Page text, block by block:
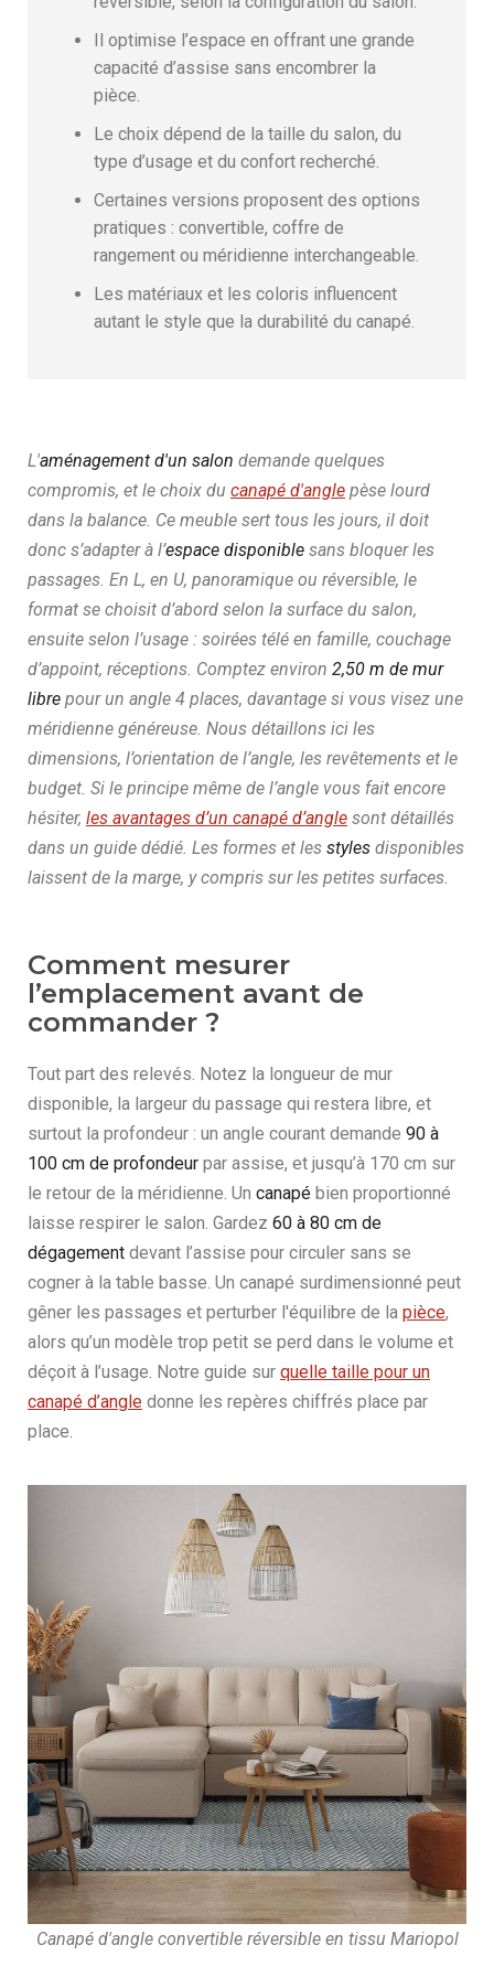
Il optimise l’espace en offrant une grande
capacité d’assise sans encombrer la
pièce.
Le choix dépend de la taille du salon, du
type d’usage et du confort recherché.
Certaines versions proposent des options
pratiques : convertible, coffre de
rangement ou méridienne interchangeable.
Les matériaux et les coloris influencent
autant le style que la durabilité du canapé.
L'aménagement d'un salon demande quelques
compromis, et le choix du canapé d'angle pèse lourd
dans la balance. Ce meuble sert tous les jours, il doit
donc s’adapter à l’espace disponible sans bloquer les
passages. En L, en U, panoramique ou réversible, le
format se choisit d’abord selon la surface du salon,
ensuite selon l’usage : soirées télé en famille, couchage
d’appoint, réceptions. Comptez environ 2,50 m de mur
libre pour un angle 4 places, davantage si vous visez une
méridienne généreuse. Nous détaillons ici les
dimensions, l’orientation de l’angle, les revêtements et le
budget. Si le principe même de l’angle vous fait encore
hésiter, les avantages d’un canapé d’angle sont détaillés
dans un guide dédié. Les formes et les styles disponibles
laissent de la marge, y compris sur les petites surfaces.
Comment mesurer
l’emplacement avant de
commander ?
Tout part des relevés. Notez la longueur de mur
disponible, la largeur du passage qui restera libre, et
surtout la profondeur : un angle courant demande 90 à
100 cm de profondeur par assise, et jusqu’à 170 cm sur
le retour de la méridienne. Un canapé bien proportionné
laisse respirer le salon. Gardez 60 à 80 cm de
dégagement devant l’assise pour circuler sans se
cogner à la table basse. Un canapé surdimensionné peut
gêner les passages et perturber l'équilibre de la pièce,
alors qu’un modèle trop petit se perd dans le volume et
déçoit à l’usage. Notre guide sur quelle taille pour un
canapé d’angle donne les repères chiffrés place par
place.
Canapé d'angle convertible réversible en tissu Mariopol